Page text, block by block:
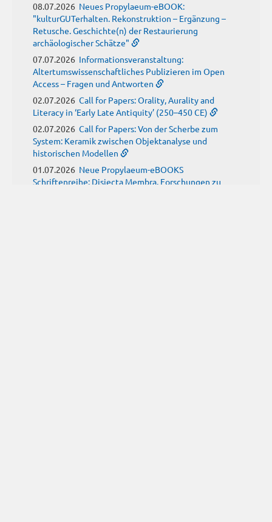
08.07.2026 Neues Propylaeum-eBOOK:
"kulturGUTerhalten. Rekonstruktion – Ergänzung –
Retusche. Geschichte(n) der Restaurierung
archäologischer Schätze"
07.07.2026 Informationsveranstaltung:
Altertumswissenschaftliches Publizieren im Open
Access – Fragen und Antworten
02.07.2026 Call for Papers: Orality, Aurality and
Literacy in ‘Early Late Antiquity’ (250–450 CE)
02.07.2026 Call for Papers: Von der Scherbe zum
System: Keramik zwischen Objektanalyse und
historischen Modellen
01.07.2026 Neue Propylaeum-eBOOKS
Schriftenreihe: Disiecta Membra. Forschungen zu